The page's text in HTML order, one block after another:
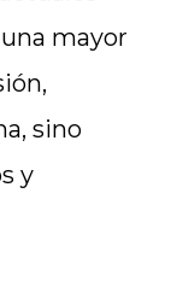
mayor
sino
y